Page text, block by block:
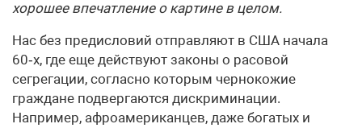
хорошее впечатление о картине в целом.
Нас без предисловий отправляют в США начала
60‑х, где еще действуют законы о расовой
сегрегации, согласно которым чернокожие
граждане подвергаются дискриминации.
Например, афроамериканцев, даже богатых и